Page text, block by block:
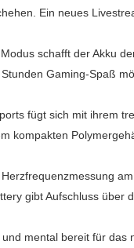
Ein neues
schafft der Akku
Gaming-Spaß
fügt sich mit ihrem
kompakten
gibt Aufschluss
mental bereit für